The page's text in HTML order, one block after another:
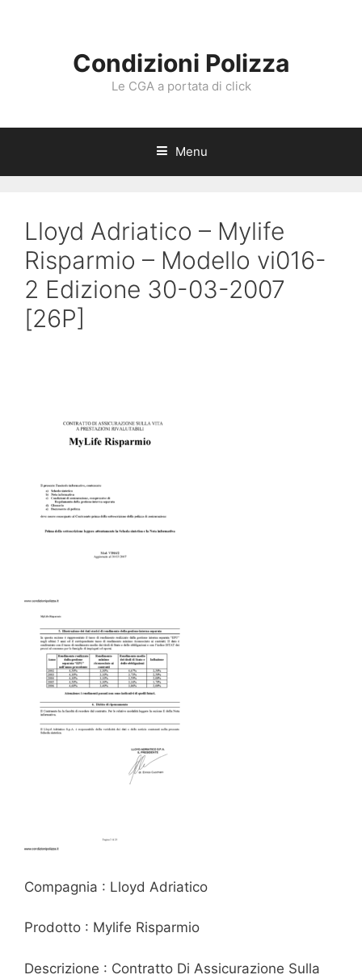
Condizioni Polizza
Le CGA a portata di click
Menu
Lloyd Adriatico – Mylife
Risparmio – Modello vi016-
2 Edizione 30-03-2007
[26P]
Compagnia : Lloyd Adriatico
Prodotto : Mylife Risparmio
Descrizione : Contratto Di Assicurazione Sulla